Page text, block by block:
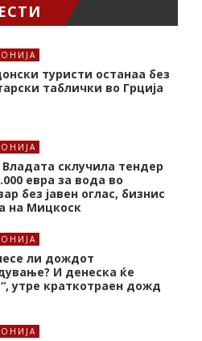
туристи останаа без
таблички во Грција
склучила тендер
евра за вода во
без јавен оглас, бизнис
на Мицкоск
ли дождот
И денеска ќе
утре краткотраен дожд